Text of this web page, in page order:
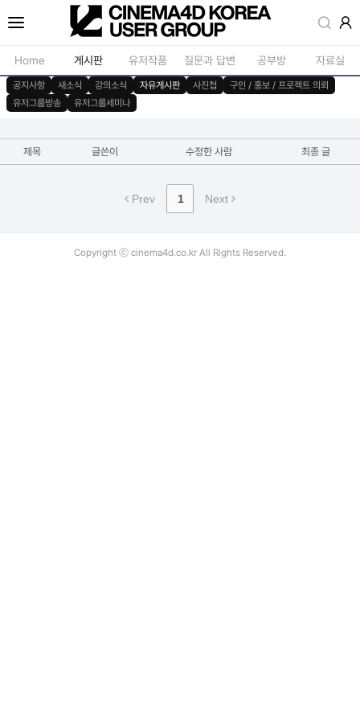
Home 게시판
공지사항
강의소식
구인 / 홍보 / 프로젝트 의뢰
유저작품 질문과 답변 공부방 자료실
모션 / 모그라
스크립트 / 플러그인 /
공지사항 새소식 강의소식 자유게시판 사진첩
구인 / 홍보 / 프로젝트 의뢰
유저그룹방송
유저그룹세미나
제목 글쓴이 수정한 사람 최종 글
Prev 1 Next
Copyright ⓒ cinema4d.co.kr All Rights Reserved.